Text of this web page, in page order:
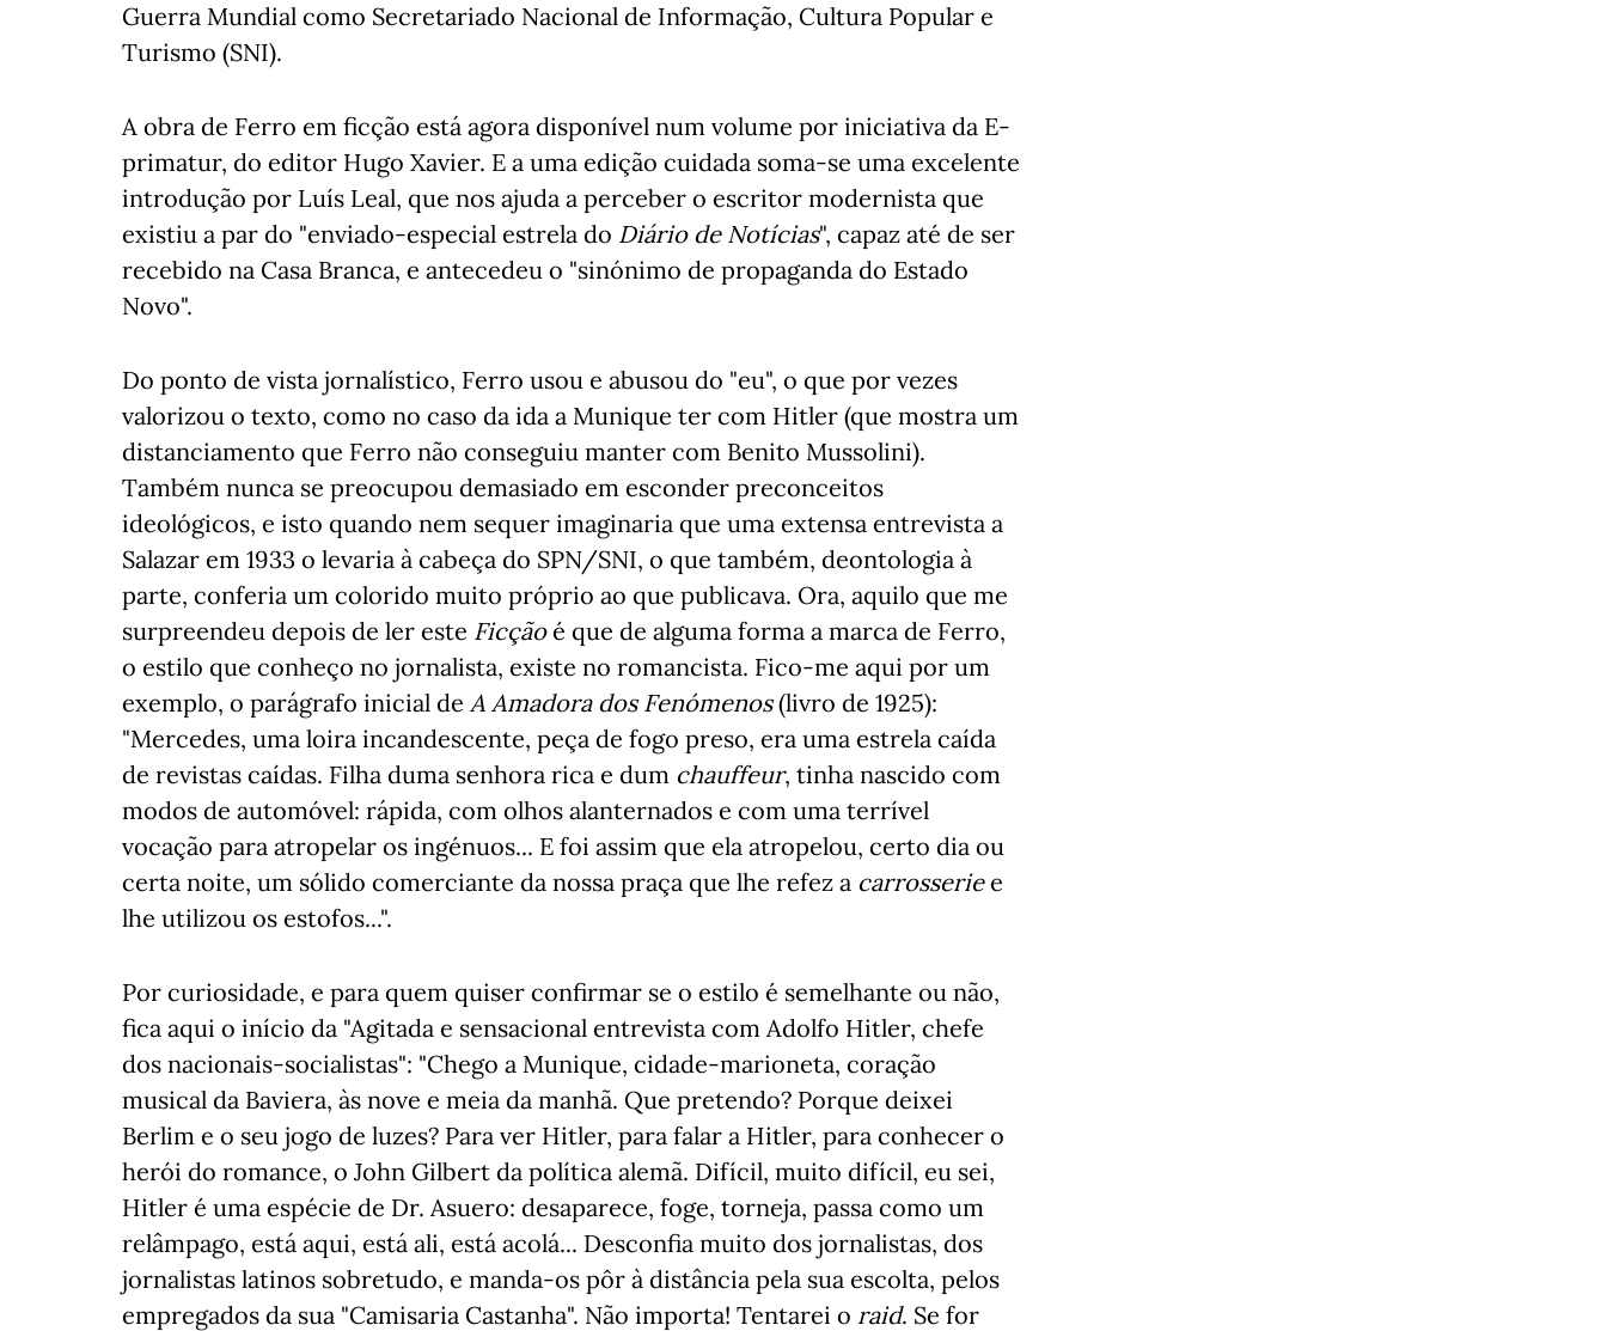
Guerra Mundial como Secretariado Nacional de Informação, Cultura Popular e
Turismo (SNI).
A obra de Ferro em ficção está agora disponível num volume por iniciativa da E-
primatur, do editor Hugo Xavier. E a uma edição cuidada soma-se uma excelente
introdução por Luís Leal, que nos ajuda a perceber o escritor modernista que
existiu a par do "enviado-especial estrela do Diário de Notícias", capaz até de ser
recebido na Casa Branca, e antecedeu o "sinónimo de propaganda do Estado
Novo".
Do ponto de vista jornalístico, Ferro usou e abusou do "eu", o que por vezes
valorizou o texto, como no caso da ida a Munique ter com Hitler (que mostra um
distanciamento que Ferro não conseguiu manter com Benito Mussolini).
Também nunca se preocupou demasiado em esconder preconceitos
ideológicos, e isto quando nem sequer imaginaria que uma extensa entrevista a
Salazar em 1933 o levaria à cabeça do SPN/SNI, o que também, deontologia à
parte, conferia um colorido muito próprio ao que publicava. Ora, aquilo que me
surpreendeu depois de ler este Ficçãoé que de alguma forma a marca de Ferro,
o estilo que conheço no jornalista, existe no romancista. Fico-me aqui por um
exemplo, o parágrafo inicial de A Amadora dos Fenómenos(livro de 1925):
"Mercedes, uma loira incandescente, peça de fogo preso, era uma estrela caída
de revistas caídas. Filha duma senhora rica e dum chauffeur, tinha nascido com
modos de automóvel: rápida, com olhos alanternados e com uma terrível
vocação para atropelar os ingénuos... E foi assim que ela atropelou, certo dia ou
certa noite, um sólido comerciante da nossa praça que lhe refez a carrosseriee
lhe utilizou os estofos...".
Por curiosidade, e para quem quiser confirmar se o estilo é semelhante ou não,
fica aqui o início da "Agitada e sensacional entrevista com Adolfo Hitler, chefe
dos nacionais-socialistas": "Chego a Munique, cidade-marioneta, coração
musical da Baviera, às nove e meia da manhã. Que pretendo? Porque deixei
Berlim e o seu jogo de luzes? Para ver Hitler, para falar a Hitler, para conhecer o
herói do romance, o John Gilbert da política alemã. Difícil, muito difícil, eu sei,
Hitler é uma espécie de Dr. Asuero: desaparece, foge, torneja, passa como um
relâmpago, está aqui, está ali, está acolá... Desconfia muito dos jornalistas, dos
jornalistas latinos sobretudo, e manda-os pôr à distância pela sua escolta, pelos
empregados da sua "Camisaria Castanha". Não importa! Tentarei o raid. Se for